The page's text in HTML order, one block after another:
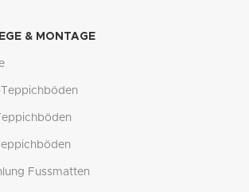
& MONTAGE
Fussmatten